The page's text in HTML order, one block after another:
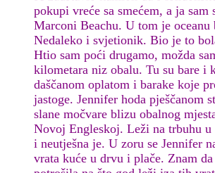
pokupi vreće sa smećem, a ja sam
Marconi Beachu. U tom je
Nedaleko i svjetionik. Bio je to
Htio sam poći drugamo, možda
kilometara niz obalu. Tu su bare i
daščanom oplatom i barake koje
jastoge. Jennifer hoda pješčanom
slane močvare blizu obalnog
Novoj Engleskoj. Leži na trbuhu
i neutješna je. U zoru se Jennifer
vrata kuće u drvu i plače. Znam